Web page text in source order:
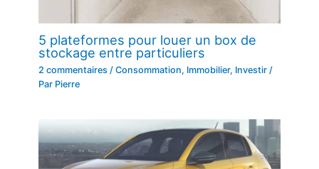
5 plateformes pour louer un box de
stockage entre particuliers
2 commentaires /Consommation, Immobilier, Investir /
Par Pierre